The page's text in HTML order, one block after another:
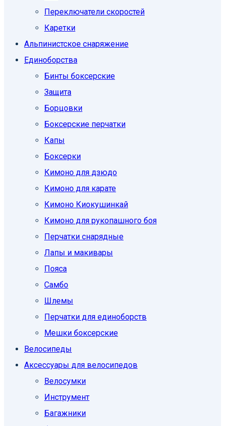
Переключатели скоростей
Каретки
Альпинистское снаряжение
Единоборcтва
Бинты боксерские
Защита
Борцовки
Боксерские перчатки
Капы
Боксерки
Кимоно для дзюдо
Кимоно для карате
Кимоно Киокушинкай
Кимоно для рукопашного боя
Перчатки снарядные
Лапы и макивары
Пояса
Самбо
Шлемы
Перчатки для единоборств
Мешки боксерские
Велосипеды
Аксессуары для велосипедов
Велосумки
Инструмент
Багажники